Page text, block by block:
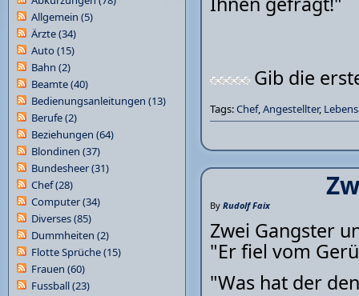
Gib die
Tags:Chef,Angestellter,
By Rudolf Faix
Zwei Gangster
"Er fiel vom
"Was hat der
Allgemein (5)
Ärzte(34)
Auto(15)
Bahn (2)
Beamte(40)
Bedienungsanleitungen (13)
Berufe(2)
Beziehungen (64)
Blondinen (37)
Bundesheer(31)
Chef(28)
Computer(34)
Diverses(85)
Dummheiten (2)
Flotte Sprüche(15)
Frauen (60)
Fussball(23)